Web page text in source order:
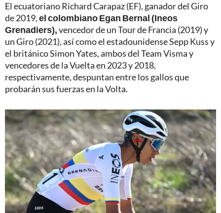
El ecuatoriano Richard Carapaz (EF), ganador del Giro
de 2019,el colombiano Egan Bernal (Ineos
Grenadiers),vencedor de un Tour de Francia (2019) y
un Giro (2021), así como el estadounidense Sepp Kuss y
el británico Simon Yates, ambos del Team Visma y
vencedores de la Vuelta en 2023 y 2018,
respectivamente, despuntan entre los gallos que
probarán sus fuerzas en la Volta.